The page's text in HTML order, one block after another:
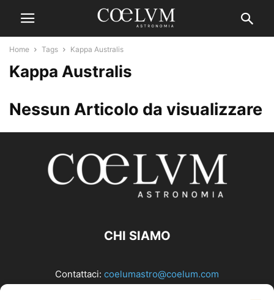
Home Tags Kappa Australis
Kappa Australis
Nessun Articolo da visualizzare
CHI SIAMO
Contattaci: coelumastro@coelum.com